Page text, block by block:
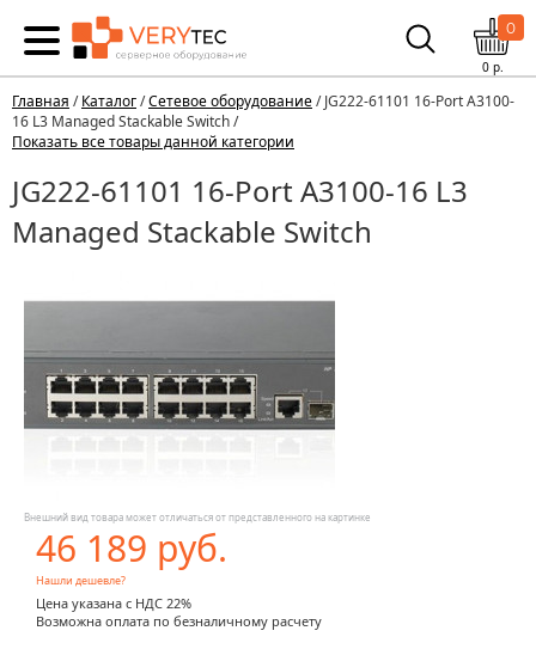
0
0р.
Главная /Каталог/Сетевое оборудование/ JG222-61101 16-Port A3100-
16 L3 Managed Stackable Switch /
Показать все товары данной категории
JG222-61101 16-Port A3100-16 L3
Managed Stackable Switch
Внешний вид товара может отличаться от представленного на картинке
46 189 руб.
Нашли дешевле?
Цена указана с НДС 22%
Возможна оплата по безналичному расчету